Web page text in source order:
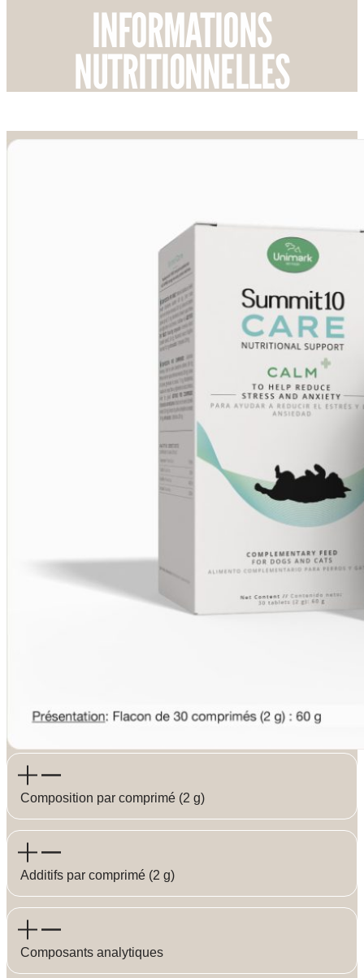
INFORMATIONS
NUTRITIONNELLES
Composition par comprimé (2 g)
Additifs par comprimé (2 g)
Composants analytiques